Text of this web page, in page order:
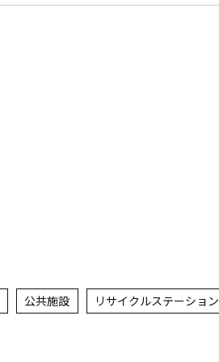
公共施設
リサイクルステーション